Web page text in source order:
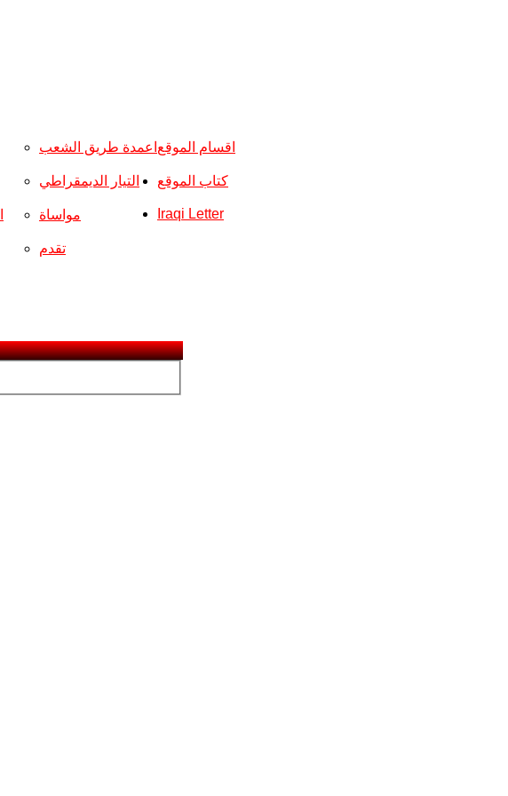
اقسام الموقع اعمدة طريق الشعب
التيار الديمقراطي
مواساة
تقدم
كتاب الموقع
Iraqi Letter